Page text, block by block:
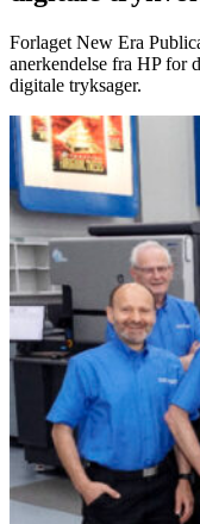
Forlaget New Era
anerkendelse fra HP for
digitale tryksager.